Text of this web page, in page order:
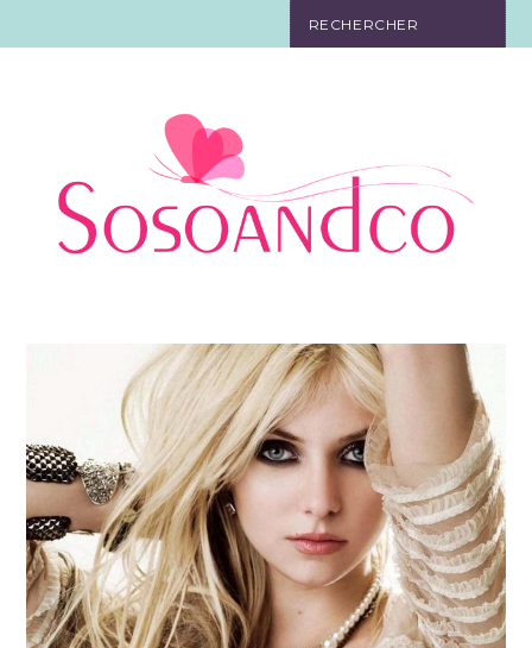
SO EN FORME
SO IN LOVE
SO HIGH-TECH
SO PRATIQUE
CONTACT